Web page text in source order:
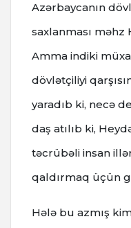
Azərbaycanın
saxlanması
Amma indiki
dövlətçiliyi
yaradıb ki, necə
daş atılıb ki,
təcrübəli insan
qaldırmaq üçün
Hələ bu azmış